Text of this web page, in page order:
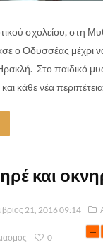
σχολείου, στη
ο Οδυσσέας μέχρι
Στο παιδικό
κάθε νέα
και
21, 2016 09:14
0